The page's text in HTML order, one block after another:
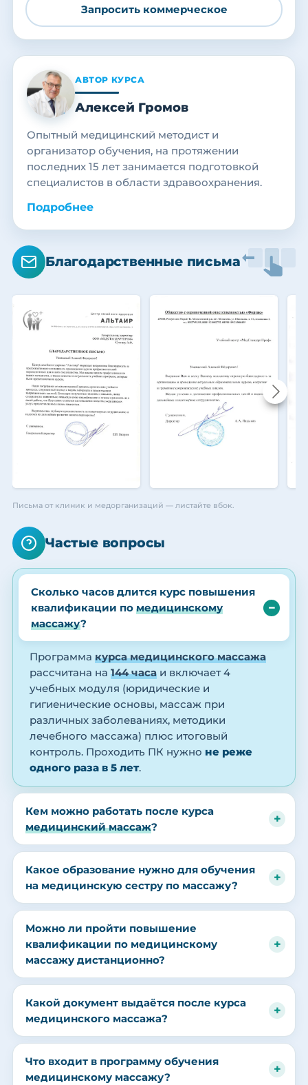
Запросить коммерческое
АВТОР КУРСА
Алексей Громов
Опытный медицинский методист и
организатор обучения, на протяжении
последних 15 лет занимается подготовкой
специалистов в области здравоохранения.
Подробнее
Благодарственные письма
Письма от клиник и медорганизаций — листайте вбок.
Частые вопросы
Сколько часов длится курс повышения
квалификации по медицинскому
массажу?
Программа курса медицинского массажа
рассчитана на 144 часа и включает 4
учебных модуля (юридические и
гигиенические основы, массаж при
различных заболеваниях, методики
лечебного массажа) плюс итоговый
контроль. Проходить ПК нужно не реже
одного раза в 5 лет.
Кем можно работать после курса
медицинский массаж?
Какое образование нужно для обучения
на медицинскую сестру по массажу?
Можно ли пройти повышение
квалификации по медицинскому
массажу дистанционно?
Какой документ выдаётся после курса
медицинского массажа?
Что входит в программу обучения
медицинскому массажу?